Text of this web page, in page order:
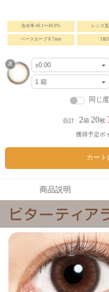
含水率 40.1〜49.9% レンズ
ベースカーブ 8.7mm 1箱
同じ
合計 : 2箱 20枚
獲得予定ポ
カート
商品説明